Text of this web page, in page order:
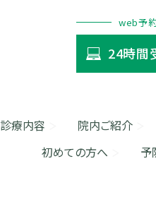
web予
24時間
診療内容
初めての方へ
予
院内ご紹介